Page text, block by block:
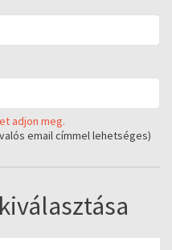
adjon meg.
email címmel lehetséges)